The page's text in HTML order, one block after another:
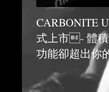
CARBONITE
式上市- 體積
功能卻超出你
超高CP值
台！